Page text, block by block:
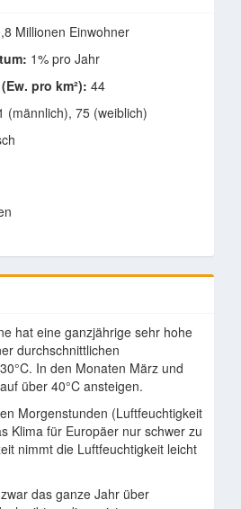
Millionen Einwohner
1% pro Jahr
pro km²): 44
(männlich), 75 (weiblich)
hat eine ganzjährige sehr hohe
durchschnittlichen
In den Monaten März und
über 40°C ansteigen.
Morgenstunden (Luftfeuchtigkeit
Klima für Europäer nur schwer zu
nimmt die Luftfeuchtigkeit leicht
das ganze Jahr über